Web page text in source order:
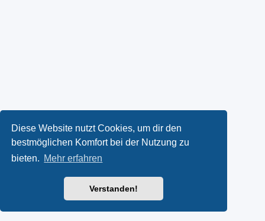
Diese Website nutzt Cookies, um dir den
bestmöglichen Komfort bei der Nutzung zu
bieten. Mehr erfahren
Verstanden!